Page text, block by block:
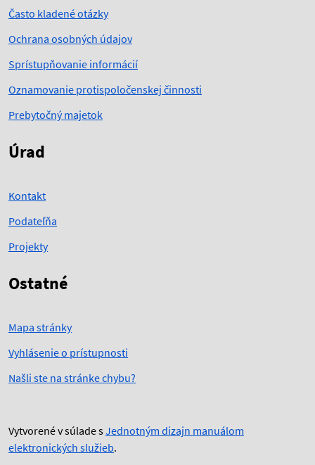
Často kladené otázky
Ochrana osobných údajov
Sprístupňovanie informácií
Oznamovanie protispoločenskej činnosti
Prebytočný majetok
Úrad
Kontakt
Podateľňa
Projekty
Ostatné
Mapa stránky
Vyhlásenie o prístupnosti
Našli ste na stránke chybu?
Vytvorené v súlade sJednotným dizajn manuálom
elektronických služieb.